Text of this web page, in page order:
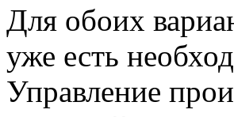
Для обоих
уже есть
Управление